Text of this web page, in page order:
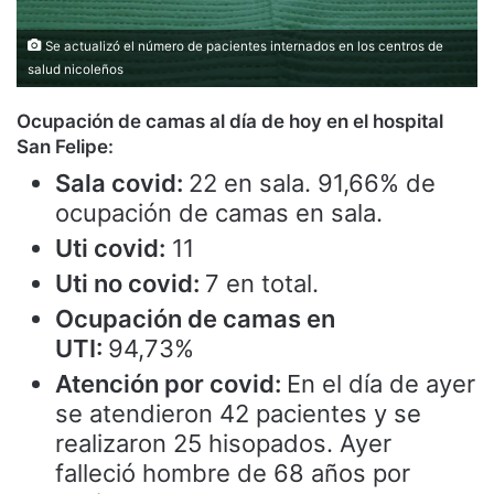
Se actualizó el número de pacientes internados en los centros de
salud nicoleños
Ocupación de camas al día de hoy en el hospital
San Felipe:
Sala covid: 22 en sala. 91,66% de
ocupación de camas en sala.
Uti covid: 11
Uti no covid: 7 en total.
Ocupación de camas en
UTI: 94,73%
Atención por covid: En el día de ayer
se atendieron 42 pacientes y se
realizaron 25 hisopados. Ayer
falleció hombre de 68 años por